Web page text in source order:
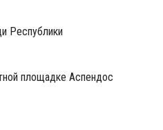
Республики
площадке Аспендос